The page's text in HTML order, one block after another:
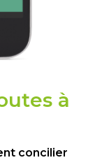
à
concilier